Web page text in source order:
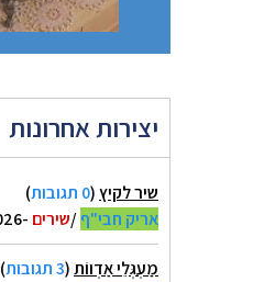
יצירות אחרונות
שיר לקיץ(0 תגובות
)
אריק חבי"ף/שירים -06/08/2026 15:18
מַעְגְּלֵי אַדְווֹת(3 תגובות
)